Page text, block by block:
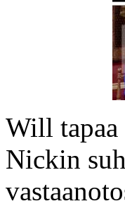
Will tapaa
Nickin